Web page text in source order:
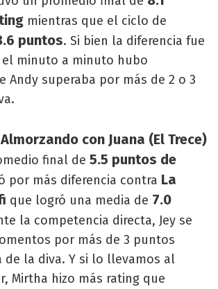
mientras que el ciclo de
puntos. Si bien la diferencia fue
minuto a minuto hubo
Andy superaba por más de 2 o 3
Almorzando con Juana (El Trece)
final de 5.5 puntos de
por más diferencia contra La
que logró una media de 7.0
la competencia directa, Jey se
por más de 3 puntos
de la diva. Y si lo llevamos al
Mirtha hizo más rating que